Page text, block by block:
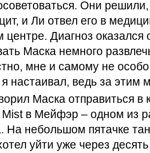
Они
и Ли отвел его в
центре. Диагноз
Маска немного
мне и самому не
настаивал, ведь за этим
Маска отправиться в
в Мейфэр – одном из
На небольшом пятачке
уйти уже через